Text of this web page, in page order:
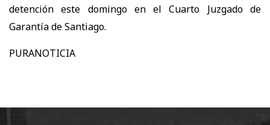
detención este domingo en el Cuarto Juzgado de
Garantía de Santiago.
PURANOTICIA